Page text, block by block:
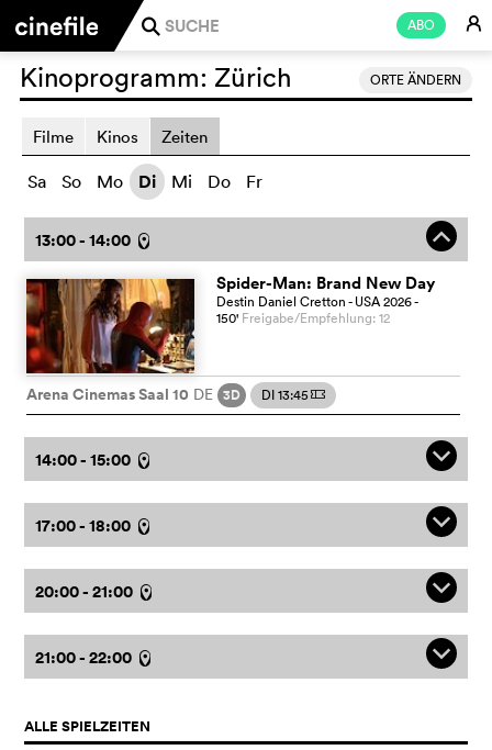
ABO E
j
ORTE ÄNDERN
Kinoprogramm: Zürich
Filme Kinos Zeiten
Sa So Mo Di Mi Do Fr
13:00 - 14:00 l o
Spider-Man: Brand New Day
Destin Daniel Cretton- USA2026-
150' Freigabe/Empfehlung: 12
Arena Cinemas Saal 10 DE 3D DI 13:45 m
14:00 - 15:00 l q
17:00 - 18:00 l q
20:00 - 21:00 l q
21:00 - 22:00 l q
ALLE SPIELZEITEN